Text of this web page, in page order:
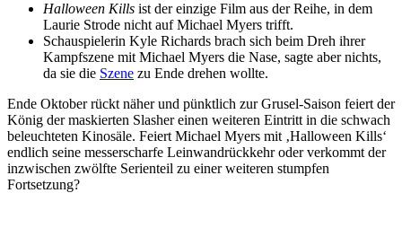
Halloween Kills ist der einzige Film aus der Reihe, in dem
Laurie Strode nicht auf Michael Myers trifft.
Schauspielerin Kyle Richards brach sich beim Dreh ihrer
Kampfszene mit Michael Myers die Nase, sagte aber nichts,
da sie die Szene zu Ende drehen wollte.
Ende Oktober rückt näher und pünktlich zur Grusel-Saison feiert der
König der maskierten Slasher einen weiteren Eintritt in die schwach
beleuchteten Kinosäle. Feiert Michael Myers mit ‚Halloween Kills‘
endlich seine messerscharfe Leinwandrückkehr oder verkommt der
inzwischen zwölfte Serienteil zu einer weiteren stumpfen
Fortsetzung?